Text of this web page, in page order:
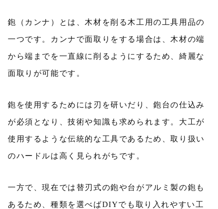
鉋（カンナ）とは、木材を削る木工用の工具用品の
一つです。カンナで面取りをする場合は、木材の端
から端までを一直線に削るようにするため、綺麗な
面取りが可能です。
鉋を使用するためには刃を研いだり、鉋台の仕込み
が必須となり、技術や知識も求められます。大工が
使用するような伝統的な工具であるため、取り扱い
のハードルは高く見られがちです。
一方で、現在では替刃式の鉋や台がアルミ製の鉋も
あるため、種類を選べばDIYでも取り入れやすい工